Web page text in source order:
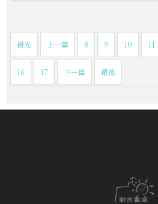
最先 上一篇 8 9 10 11
16 17 下一篇 最後